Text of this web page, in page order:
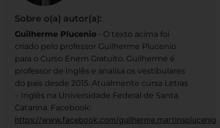
Sobre o(a) autor(a):
Guilherme Plucenio - O texto acima foi
criado pelo professor Guilherme Plucenio
para o Curso Enem Gratuito. Guilherme é
professor de Inglês e analisa os vestibulares
do país desde 2015. Atualmente cursa Letras
– Inglês na Universidade Federal de Santa
Catarina. Facebook:
https://www.facebook.com/guilherme.martinsplucenio